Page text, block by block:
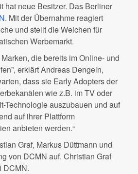
hat neue Besitzer. Das Berliner
. Mit der Übernahme reagiert
und stellt die Weichen für
Werbemarkt.
die bereits im Online- und
erklärt Andreas Dengeln,
dass sie Early Adopters der
wie z.B. im TV oder
Technologie auszubauen und auf
auf ihrer Plattform
anbieten werden.“
Graf, Markus Düttmann und
von DCMN auf. Christian Graf
DCMN.